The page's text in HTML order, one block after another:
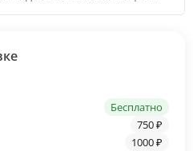
Бесплатно
750 ₽
1000 ₽